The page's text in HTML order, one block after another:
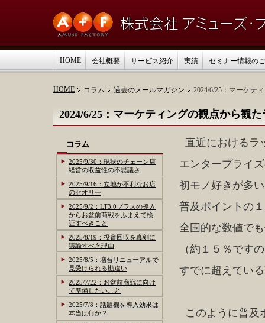
HOME 会社概要 サービス紹介 実績 セミナー情報の
HOME コラム 過去のメールマガジン 2024/6/25：マーケテ
2024/6/25：マーケティングの観点から観
直近におけるラ
エンタープライ
初モノ好きが多
普及ポイントの
全国的な数値で
（約１５％です
すでに超えてい
このように普及
コラム
2025/9/30：現状のチェーン店
経営の収益性の不思議さ
2025/9/16：立地が不利なお店
のセオリー
2025/9/2：LT3.0プラスの導入
からお盆前商戦をふまえて検
証すべきこと
2025/8/19：投資回収を真剣に
議論すべき理由
2025/8/5：増台リニューアルで
見受けられる勘違い
2025/7/22：お盆前商戦に向け
て準備したいこと
2025/7/8：話題機を導入効果は
本当は何か？